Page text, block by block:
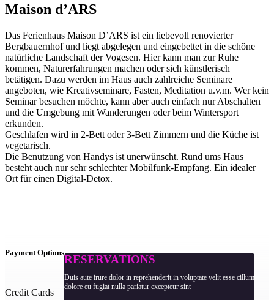
Maison d’ARS
Das Ferienhaus Maison D’ARS ist ein liebevoll renovierter
Bergbauernhof und liegt abgelegen und eingebettet in die schöne
natürliche Landschaft der Vogesen. Hier kann man zur Ruhe
kommen, Naturerfahrungen machen oder sich künstlerisch
betätigen. Dazu werden im Haus auch zahlreiche Seminare
angeboten, wie Kreativseminare, Fasten, Meditation u.v.m. Wer kein
Seminar besuchen möchte, kann aber auch einfach nur Abschalten
und die Umgebung mit Wanderungen oder beim Wintersport
erkunden.
Geschlafen wird in 2-Bett oder 3-Bett Zimmern und die Küche ist
vegetarisch.
Die Benutzung von Handys ist unerwünscht. Rund ums Haus
besteht auch nur sehr schlechter Mobilfunk-Empfang. Ein idealer
Ort für einen Digital-Detox.
Payment Options
Credit Cards
RESERVATIONS
Duis aute irure dolor in reprehenderit in voluptate velit esse cillum
dolore eu fugiat nulla pariatur excepteur sint